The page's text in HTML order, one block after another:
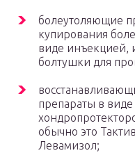
болеутоляющие
купирования
виде инъекцией,
болтушки для
препараты в
обычно это
Левамизол;